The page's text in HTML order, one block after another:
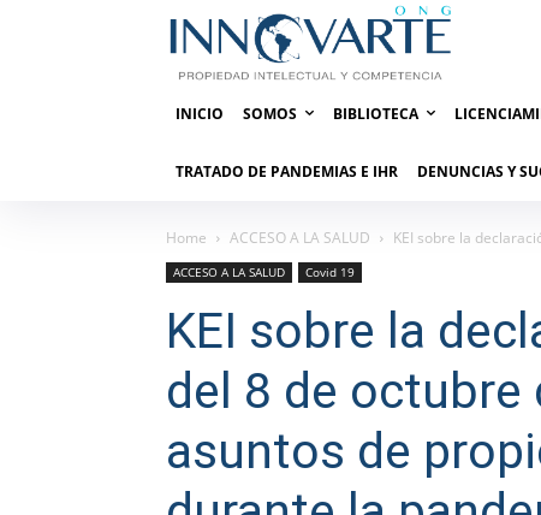
INICIO SOMOS BIBLIOTECA
TRATADO DE PANDEMIAS E IHR DENUNCIAS Y
Home ACCESO A LA SALUD KEI sobre la
ACCESO A LA SALUD Covid 19
KEI sobre la
del 8 de octubre
asuntos de